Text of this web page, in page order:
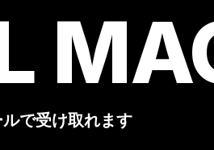
で受け取れます